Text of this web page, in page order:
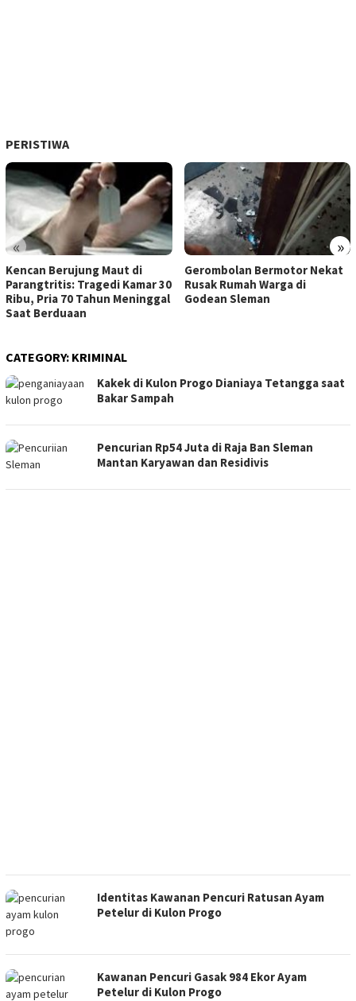
PERISTIWA
« »
Kencan Berujung Maut di
Parangtritis: Tragedi Kamar 30
Ribu, Pria 70 Tahun Meninggal
Saat Berduaan
Gerombolan Bermotor Nekat
Rusak Rumah Warga di
Godean Sleman
CATEGORY: KRIMINAL
Kakek di Kulon Progo Dianiaya Tetangga saat
Bakar Sampah
Pencurian Rp54 Juta di Raja Ban Sleman
Mantan Karyawan dan Residivis
Identitas Kawanan Pencuri Ratusan Ayam
Petelur di Kulon Progo
Kawanan Pencuri Gasak 984 Ekor Ayam
Petelur di Kulon Progo